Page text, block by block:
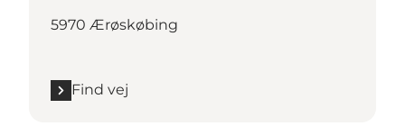
5970 Ærøskøbing
Find vej